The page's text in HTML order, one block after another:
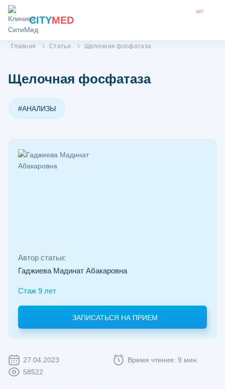
CITYMED
24/7
Главная \ Статьи \ Щелочная фосфатаза
Щелочная фосфатаза
#АНАЛИЗЫ
Автор статьи:
Гаджиева Мадинат Абакаровна
Стаж 9 лет
ЗАПИСАТЬСЯ НА ПРИЕМ
27.04.2023
Время чтения: 9 мин.
58522